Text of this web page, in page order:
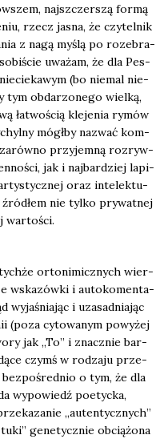
naj­szczer­szą for­mą
rzecz jasna, że czy­tel­nik
z nagą myślą po roze­bra­
uwa­żam, że dla Pes­
(bo nie­mal nie­
tym obda­rzo­ne­go wiel­ką,
łatwo­ścią kle­je­nia rymów
mógł­by nazwać kom­
zarów­no przy­jem­ną roz­ryw­
jak i naj­bar­dziej lapi­
arty­stycz­nej oraz inte­lek­tu­
nie tyl­ko pry­wat­nej
war­to­ści.
tych­że orto­ni­micz­nych wier­
wska­zów­ki i auto­ko­men­ta­
wyja­śnia­jąc i uza­sad­nia­jąc
(poza cyto­wa­nym powy­żej
jak „To” i znacz­nie bar­
czymś w rodza­ju prze­
bez­po­śred­nio o tym, że dla
wypo­wiedź poetyc­ka,
„auten­tycz­nych”
gene­tycz­nie obcią­żo­na